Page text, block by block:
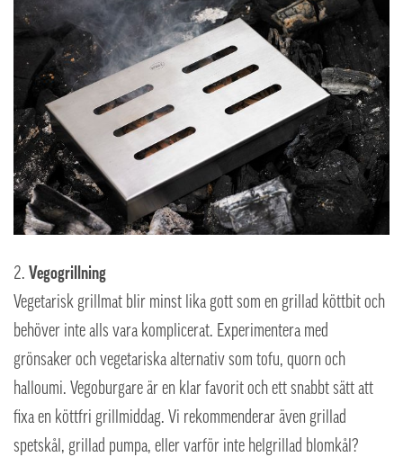
Vegogrillning
Vegetarisk grillmat blir minst lika gott som en grillad köttbit och
behöver inte alls vara komplicerat. Experimentera med
grönsaker och vegetariska alternativ som tofu, quorn och
halloumi. Vegoburgare är en klar favorit och ett snabbt sätt att
fixa en köttfri grillmiddag. Vi rekommenderar även grillad
spetskål, grillad pumpa, eller varför inte helgrillad blomkål?